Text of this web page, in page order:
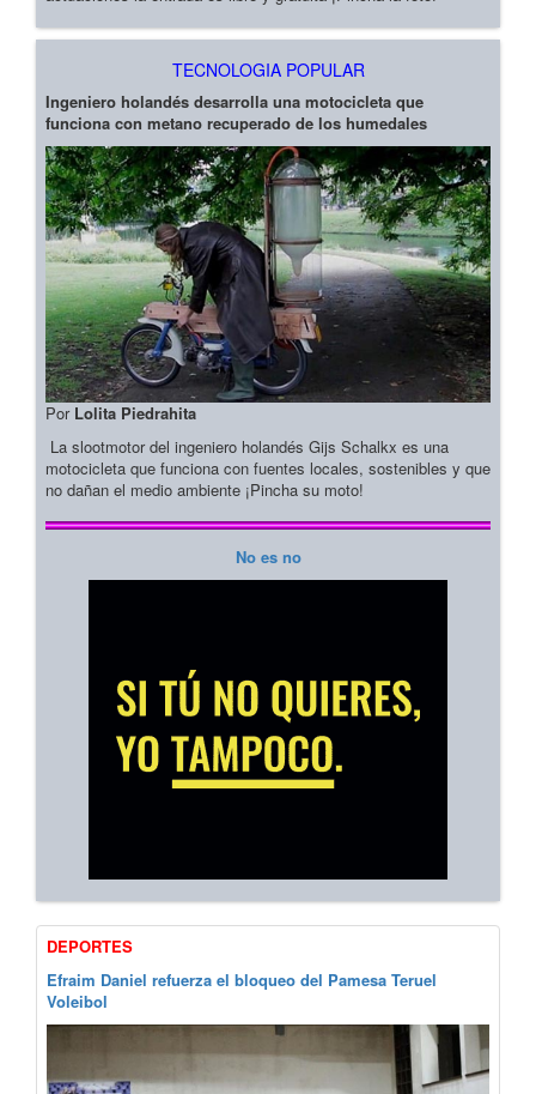
TECNOLOGIA POPULAR
Ingeniero holandés desarrolla una motocicleta que
funciona con metano recuperado de los humedales
Por Lolita Piedrahita
La slootmotor del ingeniero holandés Gijs Schalkx es una
motocicleta que funciona con fuentes locales, sostenibles y que
no dañan el medio ambiente ¡Pincha su moto!
No es no
DEPORTES
Efraim Daniel refuerza el bloqueo del Pamesa Teruel
Voleibol